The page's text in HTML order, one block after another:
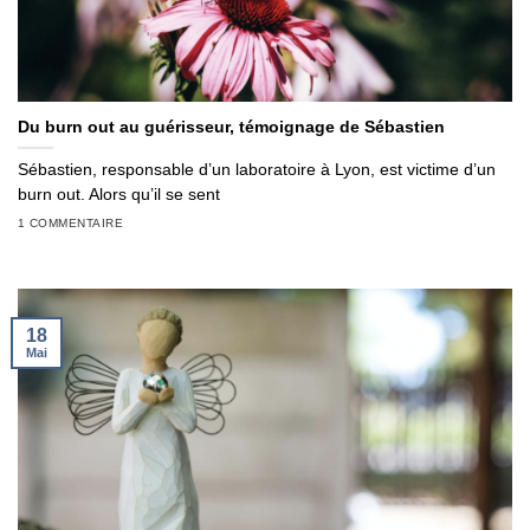
Du burn out au guérisseur, témoignage de Sébastien
Sébastien, responsable d’un laboratoire à Lyon, est victime d’un
burn out. Alors qu’il se sent
1 COMMENTAIRE
18
Mai